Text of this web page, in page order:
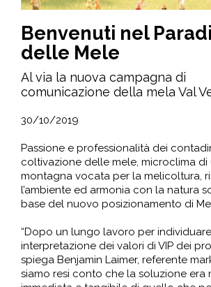
Benvenuti nel
delle Mele
Al via la nuova campagna di
comunicazione della mela Val
30/10/2019
Passione e professionalità dei
coltivazione delle mele, microclima di
montagna vocata per la melicoltura,
l’ambiente ed armonia con la natura
base del nuovo posizionamento di
“Dopo un lungo lavoro per
interpretazione dei valori di VIP dei
spiega Benjamin Laimer, referente
siamo resi conto che la soluzione era